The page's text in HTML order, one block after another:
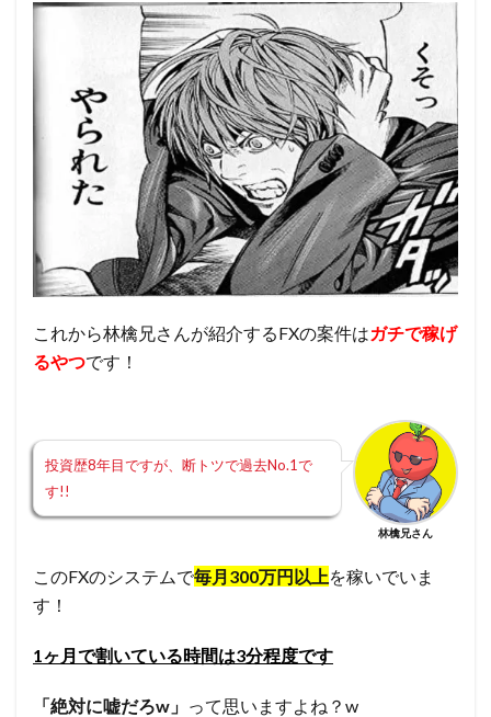
これから林檎兄さんが紹介するFXの案件はガチで稼げ
るやつです！
投資歴8年目ですが、断トツで過去No.1で
す!!
林檎兄さん
このFXのシステムで毎月300万円以上を稼いでいま
す！
1ヶ月で割いている時間は3分程度です
「絶対に嘘だろw」 って思いますよね？w